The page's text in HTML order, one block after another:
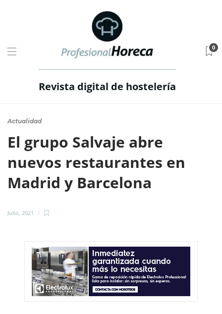
Revista digital de hostelería
0
Actualidad
El grupo Salvaje abre
nuevos restaurantes en
Madrid y Barcelona
Julio, 2021